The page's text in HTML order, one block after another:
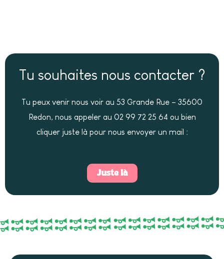
Tu souhaites nous contacter ?
Tu peux venir nous voir au 53 Grande Rue – 35600
Redon, nous appeler au 02 99 72 25 64 ou bien
cliquer juste là pour nous envoyer un mail :
Juste là